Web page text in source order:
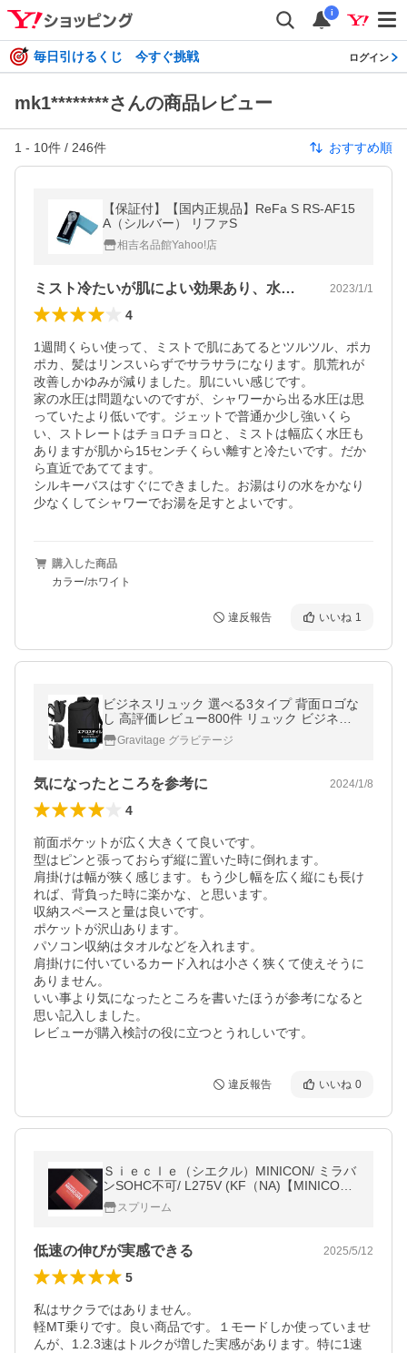
i
毎日引けるくじ 今すぐ挑戦 ログイン
mk1********さんの商品レビュー
1 - 10件 / 246件 おすすめ順
【保証付】【国内正規品】ReFa S RS-AF15
A（シルバー） リファS
相吉名品館Yahoo!店
ミスト冷たいが肌によい効果あり、水圧低い 2023/1/1
4
1週間くらい使って、ミストで肌にあてるとツルツル、ポカ
ポカ、髪はリンスいらずでサラサラになります。肌荒れが
改善しかゆみが減りました。肌にいい感じです。
家の水圧は問題ないのですが、シャワーから出る水圧は思
っていたより低いです。ジェットで普通か少し強いくら
い、ストレートはチョロチョロと、ミストは幅広く水圧も
ありますが肌から15センチくらい離すと冷たいです。だか
ら直近であててます。
シルキーバスはすぐにできました。お湯はりの水をかなり
少なくしてシャワーでお湯を足すとよいです。
購入した商品
カラー/ホワイト
違反報告 いいね 1
ビジネスリュック 選べる3タイプ 背面ロゴな
し 高評価レビュー800件 リュック ビジネス
バッグ メンズ 30L 大容量 防水 パソコン 出
張 通勤 通学 50代 40代 YKK
Gravitage グラビテージ
気になったところを参考に 2024/1/8
4
前面ポケットが広く大きくて良いです。
型はピンと張っておらず縦に置いた時に倒れます。
肩掛けは幅が狭く感じます。もう少し幅を広く縦にも長け
れば、背負った時に楽かな、と思います。
収納スペースと量は良いです。
ポケットが沢山あります。
パソコン収納はタオルなどを入れます。
肩掛けに付いているカード入れは小さく狭くて使えそうに
ありません。
いい事より気になったところを書いたほうが参考になると
思い記入しました。
レビューが購入検討の役に立つとうれしいです。
違反報告 いいね 0
Ｓｉｅｃｌｅ（シエクル）MINICON/ ミラバ
ンSOHC不可/ L275V (KF（NA)【MINICON-
D04P】
スプリーム
低速の伸びが実感できる 2025/5/12
5
私はサクラではありません。
軽MT乗りです。良い商品です。１モードしか使っていませ
んが、1.2.3速はトルクが増した実感があります。特に1速